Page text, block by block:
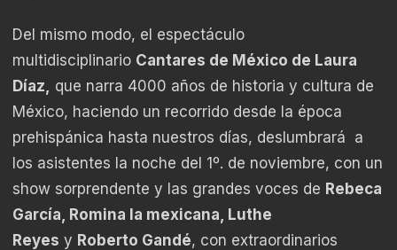
Del mismo modo, el espectáculo
multidisciplinario Cantares de México de Laura
Díaz,
que narra 4000 años de historia y cultura de
México, haciendo un recorrido desde la época
prehispánica hasta nuestros días, deslumbrará a
los asistentes la noche del 1º. de noviembre, con un
show sorprendente y las grandes voces de Rebeca
García, Romina la mexicana, Luthe
Reyes y Roberto Gandé, con extraordinarios